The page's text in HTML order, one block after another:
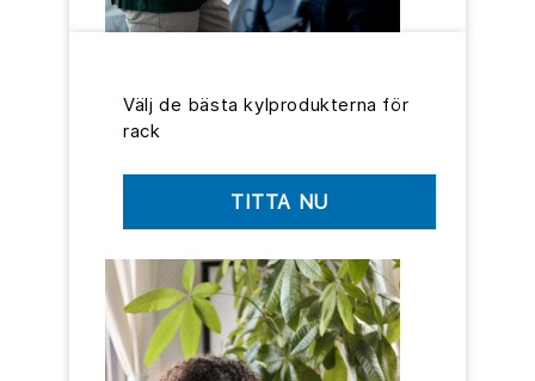
Välj de bästa kylprodukterna för
rack
TITTA NU